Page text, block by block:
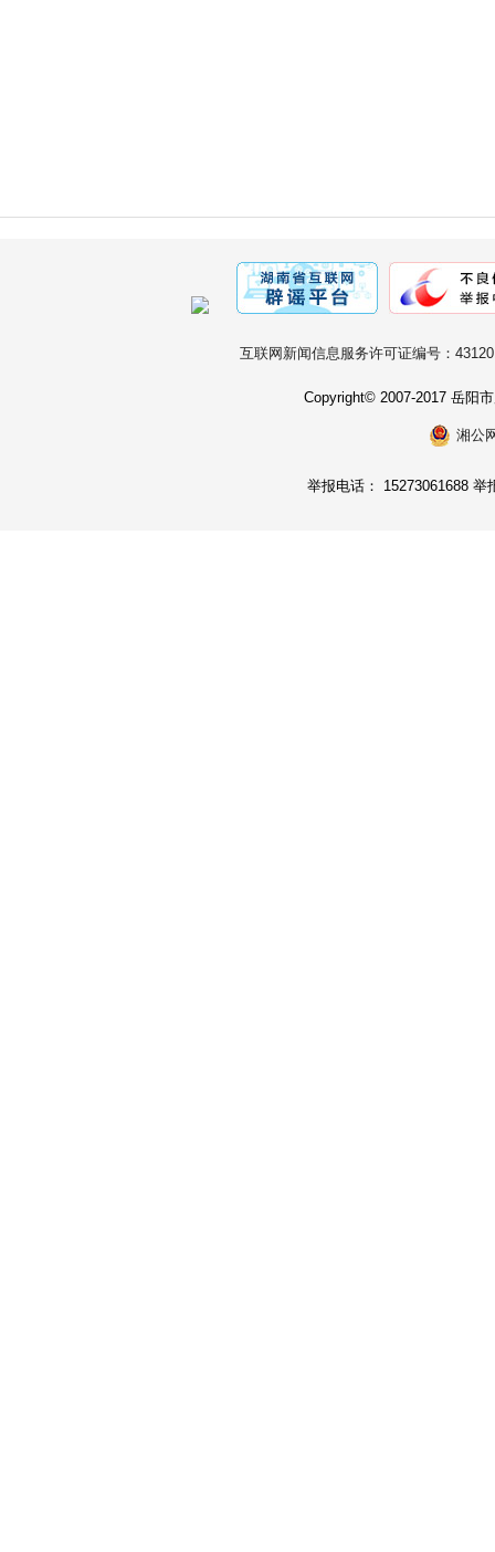
互联网新闻信息服务许可证编号：
Copyright© 2007-2017 岳阳
湘公
举报电话： 15273061688